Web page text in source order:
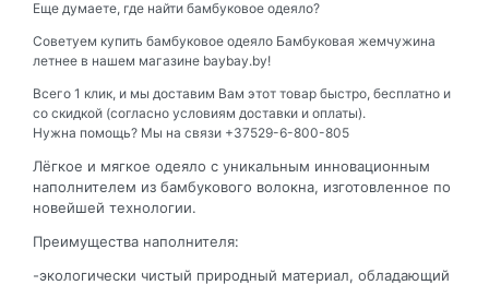
Еще думаете, где найти бамбуковое одеяло?
Советуем купить бамбуковое одеяло Бамбуковая жемчужина
летнее в нашем магазине baybay.by!
Всего 1 клик, и мы доставим Вам этот товар быстро, бесплатно и
со скидкой (согласно условиям доставки и оплаты).
Нужна помощь? Мы на связи +37529-6-800-805
Лёгкое и мягкое одеяло с уникальным инновационным
наполнителем из бамбукового волокна, изготовленное по
новейшей технологии.
Преимущества наполнителя:
-экологически чистый природный материал, обладающий